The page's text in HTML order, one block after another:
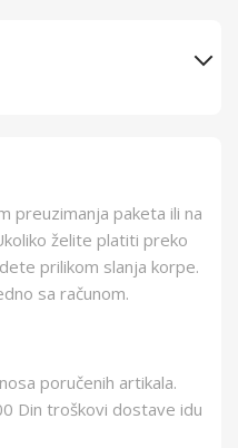
Schukat Electronic
gmbh
Kina
preuzimanja paketa ili na
želite platiti preko
prilikom slanja korpe.
sa računom.
poručenih artikala.
Din troškovi dostave idu